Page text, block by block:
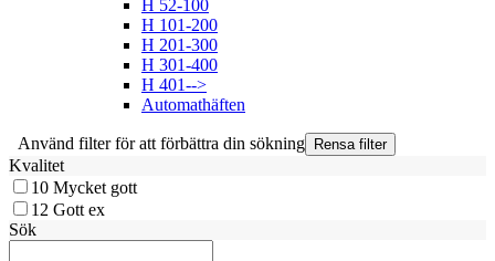
H 52-100
H 101-200
H 201-300
H 301-400
H 401-->
Automathäften
Använd filter för att förbättra din sökning
Kvalitet
10 Mycket gott
12 Gott ex
Sök